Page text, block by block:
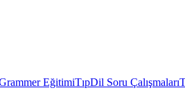
EğitimiTıpDil Soru Çalışmaları